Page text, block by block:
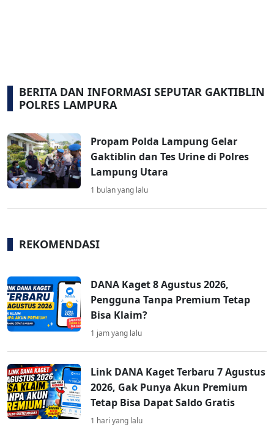
BERITA DAN INFORMASI SEPUTAR GAKTIBLIN
POLRES LAMPURA
Propam Polda Lampung Gelar
Gaktiblin dan Tes Urine di Polres
Lampung Utara
1 bulan yang lalu
REKOMENDASI
DANA Kaget 8 Agustus 2026,
Pengguna Tanpa Premium Tetap
Bisa Klaim?
1 jam yang lalu
Link DANA Kaget Terbaru 7 Agustus
2026, Gak Punya Akun Premium
Tetap Bisa Dapat Saldo Gratis
1 hari yang lalu